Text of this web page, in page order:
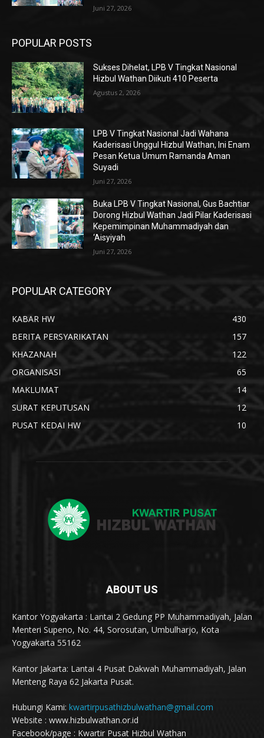
Juni 27, 2026
POPULAR POSTS
Sukses Dihelat, LPB V Tingkat Nasional
Hizbul Wathan Diikuti 410 Peserta
Agustus 2, 2026
LPB V Tingkat Nasional Jadi Wahana
Kaderisasi Unggul Hizbul Wathan, Ini Enam
Pesan Ketua Umum Ramanda Aman
Suyadi
Juni 27, 2026
Buka LPB V Tingkat Nasional, Gus Bachtiar
Dorong Hizbul Wathan Jadi Pilar Kaderisasi
Kepemimpinan Muhammadiyah dan
‘Aisyiyah
Juni 27, 2026
POPULAR CATEGORY
KABAR HW
430
BERITA PERSYARIKATAN
157
KHAZANAH
122
ORGANISASI
65
MAKLUMAT
14
SURAT KEPUTUSAN
12
PUSAT KEDAI HW
10
ABOUT US
Kantor Yogyakarta : Lantai 2 Gedung PP Muhammadiyah, Jalan
Menteri Supeno, No. 44, Sorosutan, Umbulharjo, Kota
Yogyakarta 55162
Kantor Jakarta: Lantai 4 Pusat Dakwah Muhammadiyah, Jalan
Menteng Raya 62 Jakarta Pusat.
Hubungi Kami: kwartirpusathizbulwathan@gmail.com
Website : www.hizbulwathan.or.id
Facebook/page : Kwartir Pusat Hizbul Wathan